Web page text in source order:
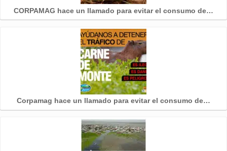
CORPAMAG hace un llamado para evitar el consumo de…
Corpamag hace un llamado para evitar el consumo de…